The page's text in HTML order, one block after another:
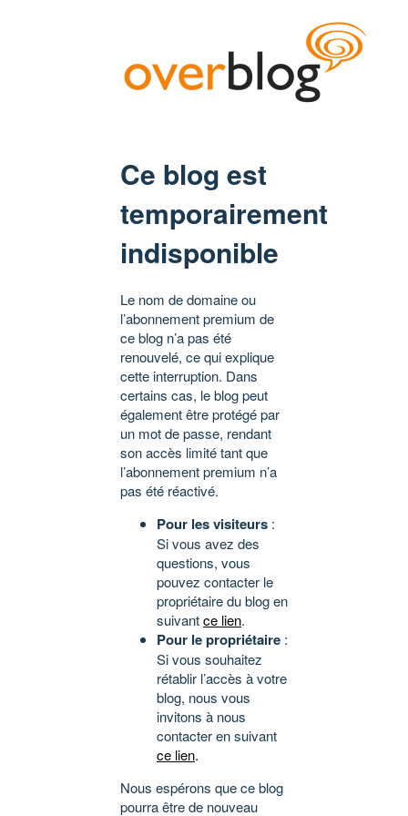
Ce blog est
temporairement
indisponible
Le nom de domaine ou
l’abonnement premium de
ce blog n’a pas été
renouvelé, ce qui explique
cette interruption. Dans
certains cas, le blog peut
également être protégé par
un mot de passe, rendant
son accès limité tant que
l’abonnement premium n’a
pas été réactivé.
Pour les visiteurs :
Si vous avez des
questions, vous
pouvez contacter le
propriétaire du blog en
suivantce lien.
Pour le propriétaire :
Si vous souhaitez
rétablir l’accès à votre
blog, nous vous
invitons à nous
contacter en suivant
ce lien.
Nous espérons que ce blog
pourra être de nouveau